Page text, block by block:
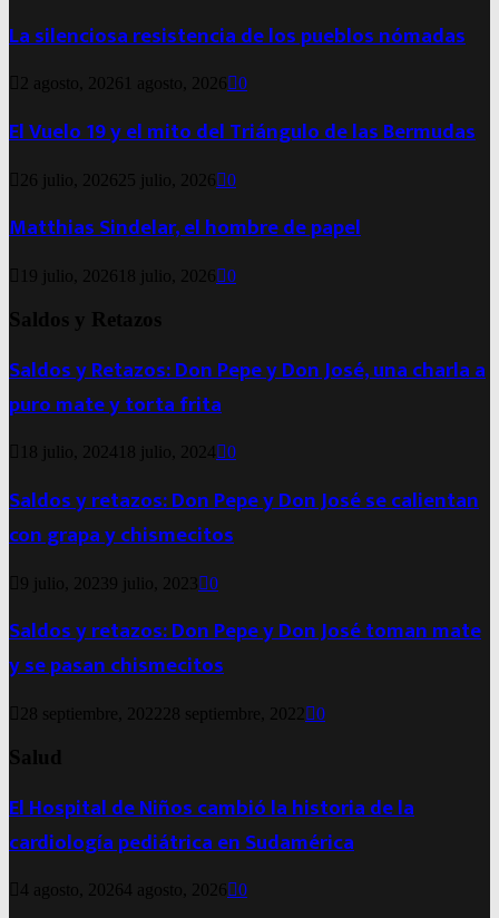
La silenciosa resistencia de los pueblos nómadas
2 agosto, 2026 1 agosto, 2026 0
El Vuelo 19 y el mito del Triángulo de las Bermudas
26 julio, 2026 25 julio, 2026 0
Matthias Sindelar, el hombre de papel
19 julio, 2026 18 julio, 2026 0
Saldos y Retazos
Saldos y Retazos: Don Pepe y Don José, una charla a
puro mate y torta frita
18 julio, 2024 18 julio, 2024 0
Saldos y retazos: Don Pepe y Don José se calientan
con grapa y chismecitos
9 julio, 20239 julio, 2023 0
Saldos y retazos: Don Pepe y Don José toman mate
y se pasan chismecitos
28 septiembre, 2022 28 septiembre, 2022 0
Salud
El Hospital de Niños cambió la historia de la
cardiología pediátrica en Sudamérica
4 agosto, 20264 agosto, 2026 0